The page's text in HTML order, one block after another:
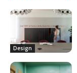
Design